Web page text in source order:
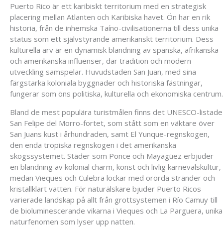
Puerto Rico är ett karibiskt territorium med en strategisk
placering mellan Atlanten och Karibiska havet. Ön har en rik
historia, från de inhemska Taíno-civilisationerna till dess unika
status som ett självstyrande amerikanskt territorium. Dess
kulturella arv är en dynamisk blandning av spanska, afrikanska
och amerikanska influenser, där tradition och modern
utveckling samspelar. Huvudstaden San Juan, med sina
färgstarka koloniala byggnader och historiska fästningar,
fungerar som öns politiska, kulturella och ekonomiska centrum.
Bland de mest populära turistmålen finns det UNESCO-listade
San Felipe del Morro-fortet, som stått som en väktare över
San Juans kust i århundraden, samt El Yunque-regnskogen,
den enda tropiska regnskogen i det amerikanska
skogssystemet. Städer som Ponce och Mayagüez erbjuder
en blandning av kolonial charm, konst och livlig karnevalskultur,
medan Vieques och Culebra lockar med orörda stränder och
kristallklart vatten. För naturälskare bjuder Puerto Ricos
varierade landskap på allt från grottsystemen i Río Camuy till
de bioluminescerande vikarna i Vieques och La Parguera, unika
naturfenomen som lyser upp natten.